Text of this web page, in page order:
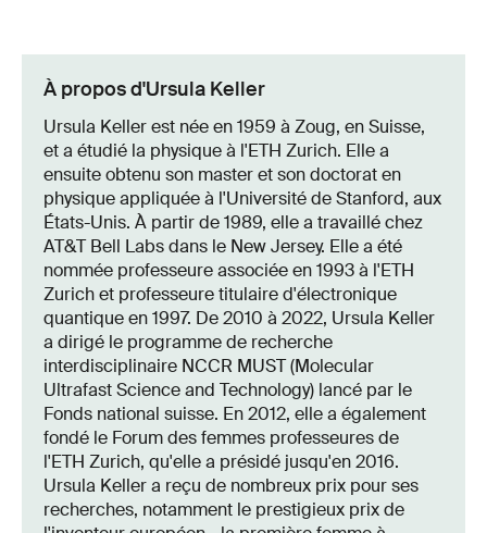
À propos d'Ursula Keller
Ursula Keller est née en 1959 à Zoug, en Suisse,
et a étudié la physique à l'ETH Zurich. Elle a
ensuite obtenu son master et son doctorat en
physique appliquée à l'Université de Stanford, aux
États-Unis. À partir de 1989, elle a travaillé chez
AT&T Bell Labs dans le New Jersey. Elle a été
nommée professeure associée en 1993 à l'ETH
Zurich et professeure titulaire d'électronique
quantique en 1997. De 2010 à 2022, Ursula Keller
a dirigé le programme de recherche
interdisciplinaire NCCR MUST (Molecular
Ultrafast Science and Technology) lancé par le
Fonds national suisse. En 2012, elle a également
fondé le Forum des femmes professeures de
l'ETH Zurich, qu'elle a présidé jusqu'en 2016.
Ursula Keller a reçu de nombreux prix pour ses
recherches, notamment le prestigieux prix de